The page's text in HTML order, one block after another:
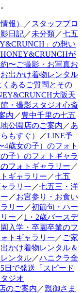
報） ／ スタッフブロ
日記／未分類／七五
」の想い
が
〜ご撮影・お写真お
お出かけ着物レンタル
あるご質問とその
大阪天
・撮影スタジオ心斎
内 ／豊中千里の七五
公園店のご案内 ／あ
もすぐ）
／LINE予
4歳女の子）のフォト
子）のフォトギャラ
フォトギャラリー ／
ギャラリー ／七五
ラリー ／七五三・洋
／お宮参り・お食い
リー ／初節句・ハー
ー ／1・2歳バースデ
園入学・卒園卒業のフ
トギャラリー ／ ご家
かけ着物レンタル＆
ンタル／ハニクラ全
日で発送「スピード
ジオ
のご案内 ／親御さま